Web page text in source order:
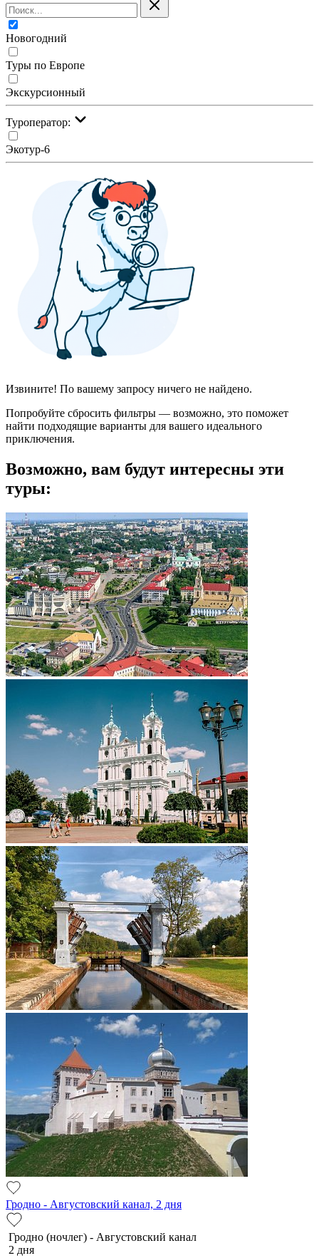
Новогодний
Туры по Европе
Экскурсионный
Туроператор:
Экотур-6
Извините! По вашему запросу ничего не найдено.
Попробуйте сбросить фильтры — возможно, это поможет
найти подходящие варианты для вашего идеального
приключения.
Возможно, вам будут интересны эти
туры:
Гродно - Августовский канал, 2 дня
Гродно (ночлег) - Августовский канал
2 дня